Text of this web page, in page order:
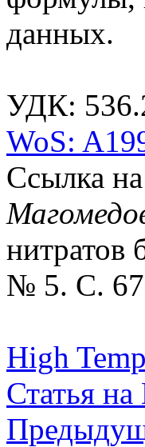
данных.
УДК:
WoS:
Ссылка
нитратов
№ 5. С.
High
Статья